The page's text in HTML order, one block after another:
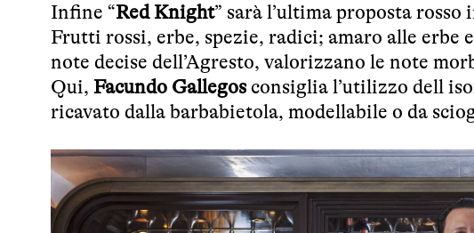
Infine “Red Knight” sarà l’ultima proposta rosso
Frutti rossi, erbe, spezie, radici; amaro alle erbe
note decise dell’Agresto, valorizzano le note
Qui, Facundo Gallegosconsiglia l’utilizzo dell
ricavato dalla barbabietola, modellabile o da